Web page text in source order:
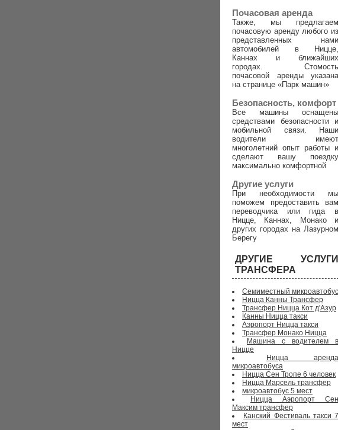
Почасовая аренда
Также, мы предлагаем
почасовую аренду любого из
представленных нами
автомобилей в Ницце,
Каннах и ближайших
городах. Стомость
почасовой аренды указана
на странице «Парк машин»
Безопасность, комфорт
Все машины оснащены
средствами безопасности и
мобильной связи. Наши
водители имеют
многолетний опыт работы и
сделают вашу поездку
максимально комфортной
Другие услуги
При необходимости мы
поможем предоставить вам
переводчика или гида в
Ницце, Каннах, Монако и
других городах на Лазурном
Берегу
ДРУГИЕ УСЛУГИ
ТРАНСФЕРА
Семиместный микроавтобус
Ницца Канны Трансфер
Трансфер Ницца Кот д'Азур
Канны Ницца такси
Аэропорт Ницца такси
Трансфер Монако Ницца
Машина с водителем в
Ницце
Ницца аренда
микроавтобуса
Ницца Сен Тропе 6 человек
Ницца Марсель трансфер
микроавтобус 5 мест
Ницца Аэропорт Сен
Максим трансфер
Канский Фестиваль такси 7
мест